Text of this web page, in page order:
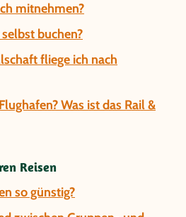
mitnehmen?
buchen?
fliege ich nach
Was ist das Rail &
Reisen
so günstig?